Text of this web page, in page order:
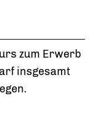
zum Erwerb
insgesamt